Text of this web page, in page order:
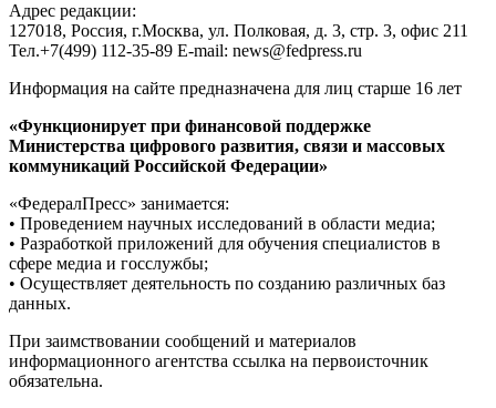
Адрес редакции:
127018, Россия, г.Москва, ул. Полковая, д. 3, стр. 3, офис 211
Тел.+7(499) 112-35-89 E-mail: news@fedpress.ru
Информация на сайте предназначена для лиц старше 16 лет
«Функционирует при финансовой поддержке
Министерства цифрового развития, связи и массовых
коммуникаций Российской Федерации»
«ФедералПресс» занимается:
• Проведением научных исследований в области медиа;
• Разработкой приложений для обучения специалистов в
сфере медиа и госслужбы;
• Осуществляет деятельность по созданию различных баз
данных.
При заимствовании сообщений и материалов
информационного агентства ссылка на первоисточник
обязательна.